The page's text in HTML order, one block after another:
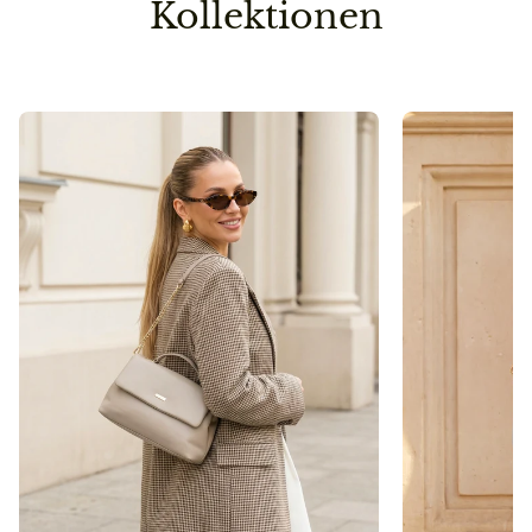
auch die zweite/dritte Ware auf Lager ist.
So sparen wir einen Versandweg und belasten die
Umwelt nicht unnötig.
Pflegehinweis
Bitte vermeidet den Kontakt zu Desinfektionsmittel
oder anderen chemischen Substanzen, da die
Oberfläche dadurch angegriffen werden kann.
Kollektionen